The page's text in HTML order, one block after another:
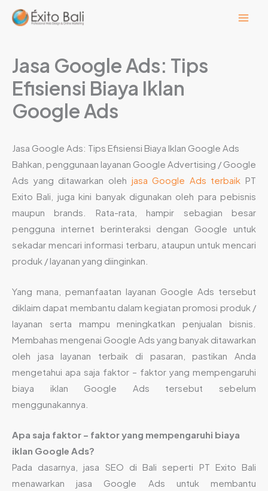
Lewati
Jasa Google Ads: Tips
Efisiensi Biaya Iklan
Google Ads
Jasa Google Ads: Tips Efisiensi Biaya Iklan Google Ads
Bahkan, penggunaan layanan Google Advertising / Google
Ads yang ditawarkan oleh jasa Google Ads terbaik PT
Exito Bali, juga kini banyak digunakan oleh para pebisnis
maupun brands. Rata-rata, hampir sebagian besar
pengguna internet berinteraksi dengan Google untuk
sekadar mencari informasi terbaru, ataupun untuk mencari
produk / layanan yang diinginkan.
Yang mana, pemanfaatan layanan Google Ads tersebut
diklaim dapat membantu dalam kegiatan promosi produk /
layanan serta mampu meningkatkan penjualan bisnis.
Membahas mengenai Google Ads yang banyak ditawarkan
oleh jasa layanan terbaik di pasaran, pastikan Anda
mengetahui apa saja faktor – faktor yang mempengaruhi
biaya iklan Google Ads tersebut sebelum
menggunakannya.
Apa saja faktor – faktor yang mempengaruhi biaya
iklan Google Ads?
Pada dasarnya, jasa SEO di Bali seperti PT Exito Bali
menawarkan jasa Google Ads untuk membantu